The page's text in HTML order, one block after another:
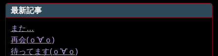
最新記事
また…
再会(ｏ'∀'ｏ)
待ってます(ｏ'∀'ｏ)